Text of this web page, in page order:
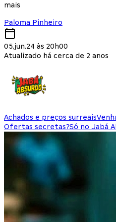
mais
Paloma Pinheiro
05.jun.24 às 20h00
Atualizado há cerca de 2 anos
Achados e preços surreais
Ofertas secretas?Só no Jabá